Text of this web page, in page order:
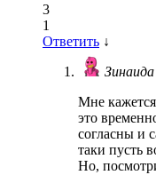
3
1
Ответить ↓
Зинаида
Мне
это
согласны и
таки пусть
Но,